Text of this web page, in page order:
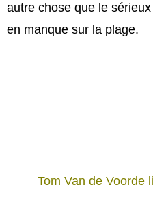
autre chose que le sérieux
en manque sur la plage.
Tom Van de Voorde